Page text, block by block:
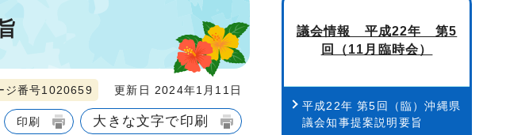
ジ番号1020659 更新日 2024年1月11日
印刷 大きな文字で印刷
議会情報 平成22年 第5
回（11月臨時会）
平成22年 第5回（臨）沖縄県
議会知事提案説明要旨